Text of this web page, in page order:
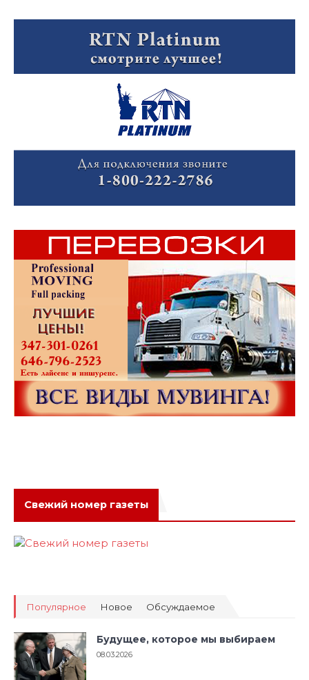
Свежий номер газеты
Популярное Новое Обсуждаемое
Будущее, которое мы выбираем
08.03.2026